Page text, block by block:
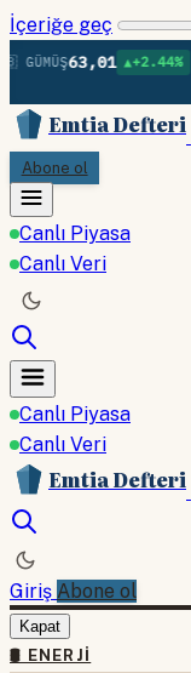
İçeriğe geç
63,01 ▲+2.44% •
Emtia Defteri
Abone ol
Canlı Piyasa
Canlı Veri
Canlı Piyasa
Canlı Veri
Emtia Defteri
Giriş Abone ol
Kapat
🛢 ENERJI